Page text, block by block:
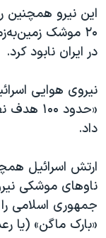
این نیرو همچنین
۲۰ موشک
در ایران نابود کرد.
نیروی هوایی
«حدود
داد.
ارتش اسرائیل
ناوهای موشکی
جمهوری اسلامی
«بارک ماگن» (یا